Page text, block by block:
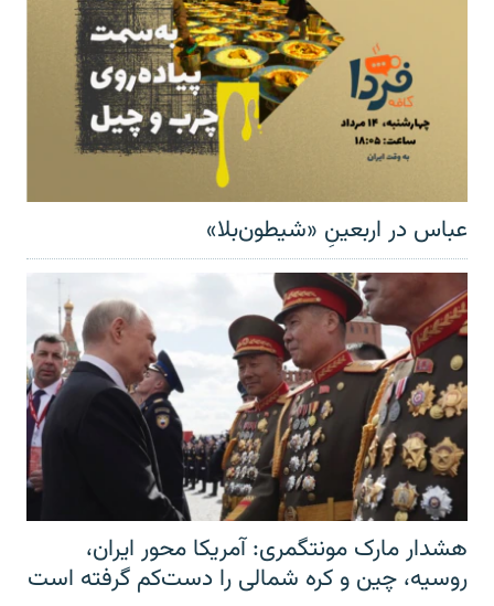
عباس در اربعینِ «شیطون‌بلا»
هشدار مارک مونتگمری: آمریکا محور ایران،
روسیه، چین و کره شمالی را دست‌کم گرفته است